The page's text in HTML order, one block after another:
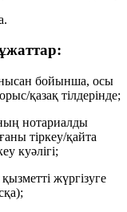
нысан бойынша, осы
қазақ тілдерінде;
нотариалды
тіркеу/қайта
куәлігі;
жүргізуге